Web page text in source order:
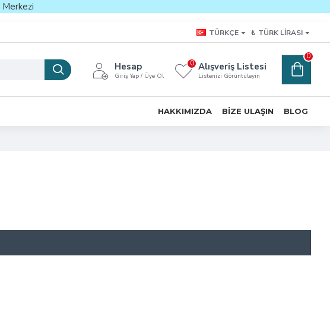
Merkezi
TÜRKÇE ₺ TÜRK LIRASI
Hesap
Giriş Yap / Üye Ol
Alışveriş Listesi
Listenizi Görüntüleyin
0
0
HAKKIMIZDA BIZE ULAŞIN BLOG